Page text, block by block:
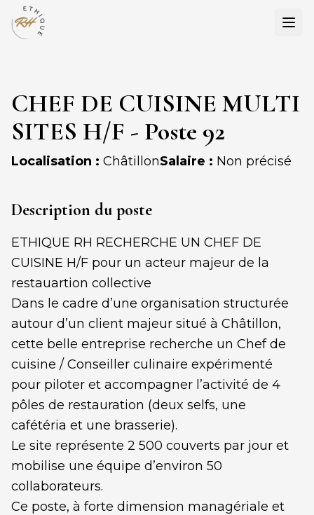
CHEF DE CUISINE MULTI
SITES H/F - Poste 92
Localisation : ChâtillonSalaire : Non précisé
Description du poste
ETHIQUE RH RECHERCHE UN CHEF DE
CUISINE H/F pour un acteur majeur de la
restauartion collective
Dans le cadre d’une organisation structurée
autour d’un client majeur situé à Châtillon,
cette belle entreprise recherche un Chef de
cuisine / Conseiller culinaire expérimenté
pour piloter et accompagner l’activité de 4
pôles de restauration (deux selfs, une
cafétéria et une brasserie).
Le site représente 2 500 couverts par jour et
mobilise une équipe d’environ 50
collaborateurs.
Ce poste, à forte dimension managériale et